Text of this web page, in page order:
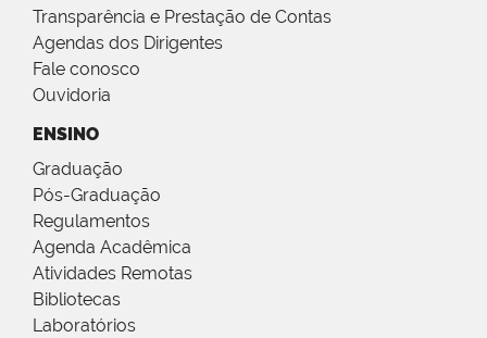
Transparência e Prestação de Contas
Agendas dos Dirigentes
Fale conosco
Ouvidoria
ENSINO
Graduação
Pós-Graduação
Regulamentos
Agenda Acadêmica
Atividades Remotas
Bibliotecas
Laboratórios